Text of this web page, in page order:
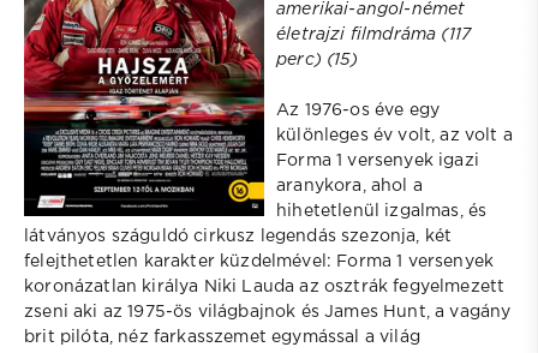
amerikai-angol-német
életrajzi filmdráma (117
perc) (15)
Az 1976-os éve egy
különleges év volt, az volt a
Forma 1 versenyek igazi
aranykora, ahol a
hihetetlenül izgalmas, és
látványos száguldó cirkusz legendás szezonja, két
felejthetetlen karakter küzdelmével: Forma 1 versenyek
koronázatlan királya Niki Lauda az osztrák fegyelmezett
zseni aki az 1975-ös világbajnok és James Hunt, a vagány
brit pilóta, néz farkasszemet egymással a világ